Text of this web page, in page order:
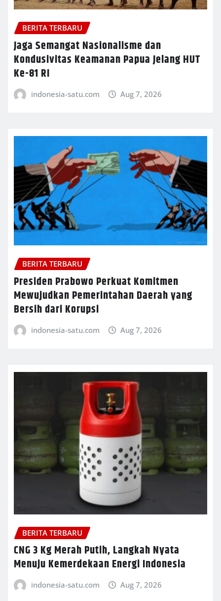
BERITA TERBARU
Jaga Semangat Nasionalisme dan
Kondusivitas Keamanan Papua Jelang HUT
Ke-81 RI
indonesia-satu.com Aug 7, 2026
BERITA TERBARU
Presiden Prabowo Perkuat Komitmen
Mewujudkan Pemerintahan Daerah yang
Bersih dari Korupsi
indonesia-satu.com Aug 7, 2026
BERITA TERBARU
CNG 3 Kg Merah Putih, Langkah Nyata
Menuju Kemerdekaan Energi Indonesia
indonesia-satu.com Aug 7, 2026